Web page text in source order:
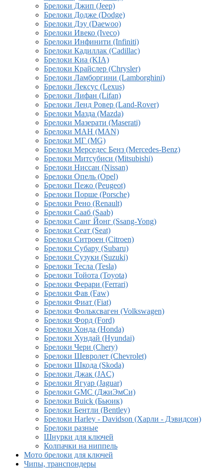
Брелоки Джип (Jeep)
Брелоки Додже (Dodge)
Брелоки Дэу (Daewoo)
Брелоки Ивеко (Iveco)
Брелоки Инфинити (Infiniti)
Брелоки Кадиллак (Cadillac)
Брелоки Киа (KIA)
Брелоки Крайслер (Chrysler)
Брелоки Ламборгини (Lamborghini)
Брелоки Лексус (Lexus)
Брелоки Лифан (Lifan)
Брелоки Ленд Ровер (Land-Rover)
Брелоки Мазда (Mazda)
Брелоки Мазерати (Maserati)
Брелоки МАН (MAN)
Брелоки МГ (MG)
Брелоки Мерседес Бенз (Mercedes-Benz)
Брелоки Митсубиси (Mitsubishi)
Брелоки Ниссан (Nissan)
Брелоки Опель (Opel)
Брелоки Пежо (Peugeot)
Брелоки Порше (Porsche)
Брелоки Рено (Renault)
Брелоки Сааб (Saab)
Брелоки Санг Йонг (Ssang-Yong)
Брелоки Сеат (Seat)
Брелоки Ситроен (Citroen)
Брелоки Субару (Subaru)
Брелоки Сузуки (Suzuki)
Брелоки Тесла (Tesla)
Брелоки Тойота (Toyota)
Брелоки Ферари (Ferrari)
Брелоки Фав (Faw)
Брелоки Фиат (Fiat)
Брелоки Фольксваген (Volkswagen)
Брелоки Форд (Ford)
Брелоки Хонда (Honda)
Брелоки Хундай (Hyundai)
Брелоки Чери (Chery)
Брелоки Шевролет (Chevrolet)
Брелоки Шкода (Skoda)
Брелоки Джак (JAC)
Брелоки Ягуар (Jaguar)
Брелоки GMC (ДжиЭмСи)
Брелоки Buick (Бьюик)
Брелоки Бентли (Bentley)
Брелоки Harley - Davidson (Харли - Дэвидсон)
Брелоки разные
Шнурки для ключей
Колпачки на ниппель
Мото брелоки для ключей
Чипы, транспондеры